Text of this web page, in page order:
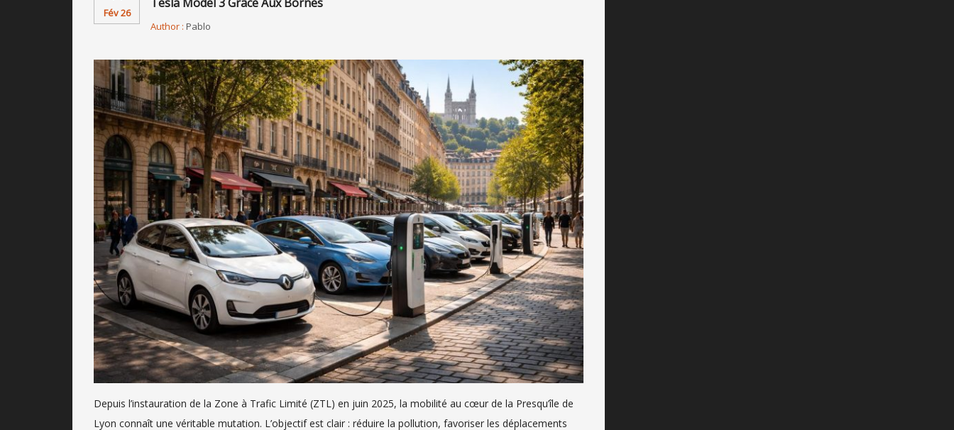
Fév 26
Author : Pablo
Depuis l’instauration de la Zone à Trafic Limité (ZTL) en juin 2025, la mobilité au cœur de la Presqu’île de
Lyon connaît une véritable mutation. L’objectif est clair : réduire la pollution, favoriser les déplacements